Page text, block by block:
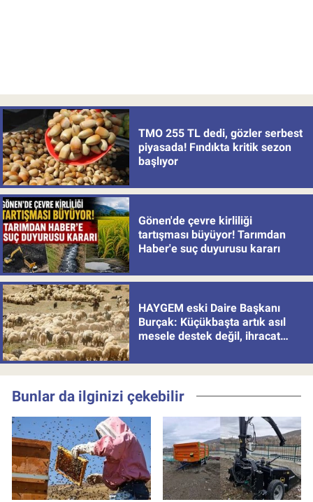
TMO 255 TL dedi, gözler serbest
piyasada! Fındıkta kritik sezon
başlıyor
Gönen'de çevre kirliliği
tartışması büyüyor! Tarımdan
Haber'e suç duyurusu kararı
HAYGEM eski Daire Başkanı
Burçak: Küçükbaşta artık asıl
mesele destek değil, ihracat
Bunlar da ilginizi çekebilir